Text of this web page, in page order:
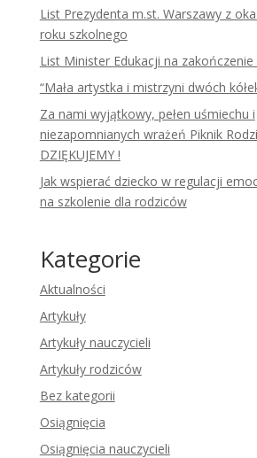
List Prezydenta m.st. Warszawy z
roku szkolnego
List Minister Edukacji na
“Mała artystka i mistrzyni dwóch
Za nami wyjątkowy, pełen uśmiechu i
niezapomnianych wrażeń Piknik
DZIĘKUJEMY !
Jak wspierać dziecko w regulacji
na szkolenie dla rodziców
Kategorie
Aktualności
Artykuły
Artykuły nauczycieli
Artykuły rodziców
Bez kategorii
Osiągnięcia
Osiągnięcia nauczycieli